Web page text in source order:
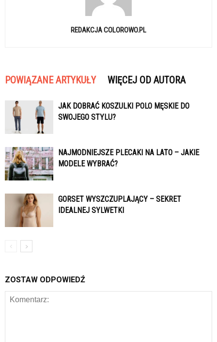
REDAKCJA COLOROWO.PL
POWIĄZANE ARTYKUŁY WIĘCEJ OD AUTORA
JAK DOBRAĆ KOSZULKI POLO MĘSKIE DO
SWOJEGO STYLU?
NAJMODNIEJSZE PLECAKI NA LATO – JAKIE
MODELE WYBRAĆ?
GORSET WYSZCZUPLAJĄCY – SEKRET
IDEALNEJ SYLWETKI
ZOSTAW ODPOWIEDŹ